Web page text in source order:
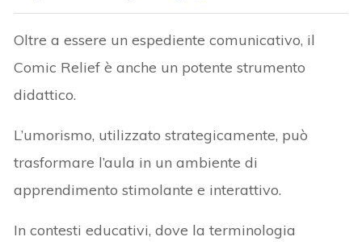
Oltre a essere un espediente comunicativo, il
Comic Relief è anche un potente strumento
didattico.
L’umorismo, utilizzato strategicamente, può
trasformare l’aula in un ambiente di
apprendimento stimolante e interattivo.
In contesti educativi, dove la terminologia